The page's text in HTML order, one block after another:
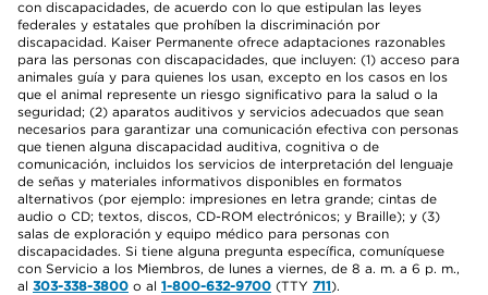
con discapacidades, de acuerdo con lo que estipulan las leyes
federales y estatales que prohíben la discriminación por
discapacidad. Kaiser Permanente ofrece adaptaciones razonables
para las personas con discapacidades, que incluyen: (1) acceso para
animales guía y para quienes los usan, excepto en los casos en los
que el animal represente un riesgo significativo para la salud o la
seguridad; (2) aparatos auditivos y servicios adecuados que sean
necesarios para garantizar una comunicación efectiva con personas
que tienen alguna discapacidad auditiva, cognitiva o de
comunicación, incluidos los servicios de interpretación del lenguaje
de señas y materiales informativos disponibles en formatos
alternativos (por ejemplo: impresiones en letra grande; cintas de
audio o CD; textos, discos, CD-ROM electrónicos; y Braille); y (3)
salas de exploración y equipo médico para personas con
discapacidades. Si tiene alguna pregunta específica, comuníquese
con Servicio a los Miembros, de lunes a viernes, de 8 a. m. a 6 p. m.,
al 303-338-3800 o al 1-800-632-9700 (TTY 711).